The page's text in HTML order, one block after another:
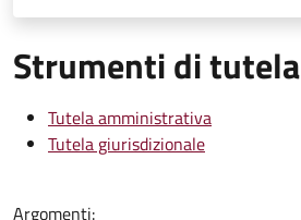
Strumenti di tutela
Tutela amministrativa
Tutela giurisdizionale
Argomenti: